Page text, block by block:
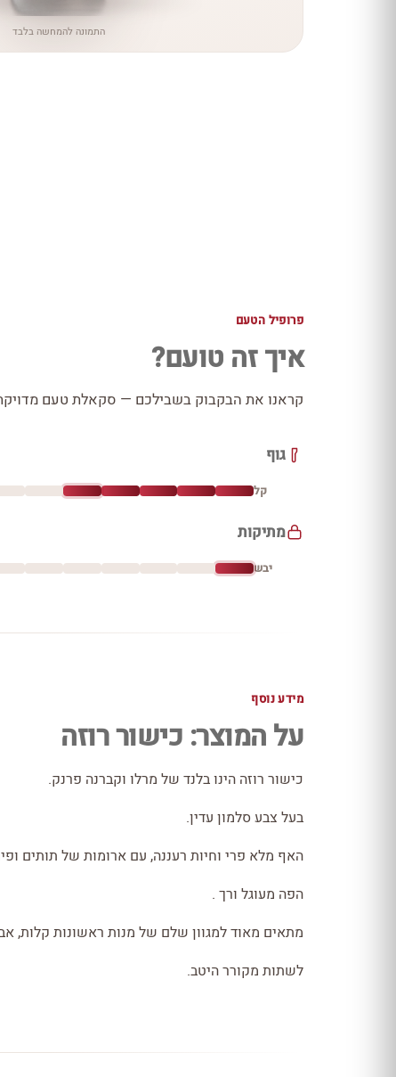
התמונה להמחשה בלבד
פרופיל הטעם
איך זה טועם?
קראנו את הבקבוק בשבילכם — סקאלת טעם
גוף
קל
מתיקות
יבש
מידע נוסף
על המוצר: כישור רוזה
כישור רוזה הינו בלנד של מרלו וקברנה פרנק.
בעל צבע סלמון עדין.
האף מלא פרי וחיות רעננה, עם ארומות של תותים
הפה מעוגל ורך .
מתאים מאוד למגוון שלם של מנות ראשונות קלות,
לשתות מקורר היטב.